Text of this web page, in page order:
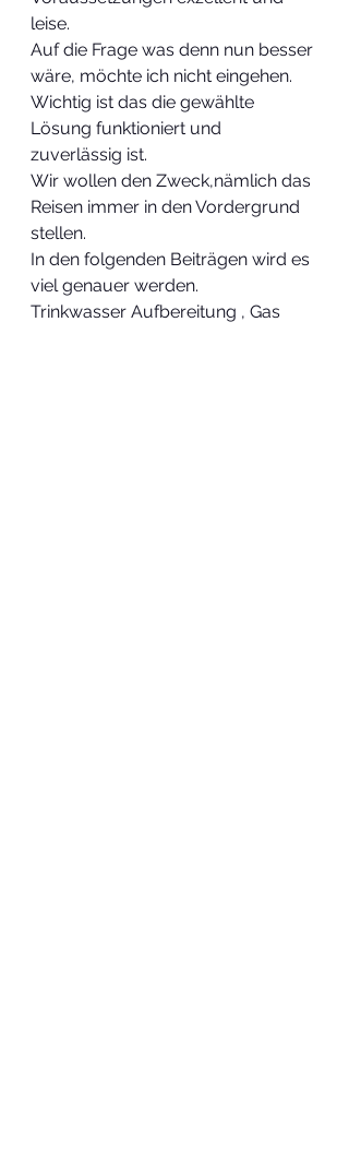
leise.
Auf die Frage was denn nun besser
wäre, möchte ich nicht eingehen.
Wichtig ist das die gewählte
Lösung funktioniert und
zuverlässig ist.
Wir wollen den Zweck,nämlich das
Reisen immer in den Vordergrund
stellen.
In den folgenden Beiträgen wird es
viel genauer werden.
Trinkwasser Aufbereitung , Gas